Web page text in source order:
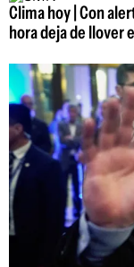
Clima hoy | Con
hora deja de llover